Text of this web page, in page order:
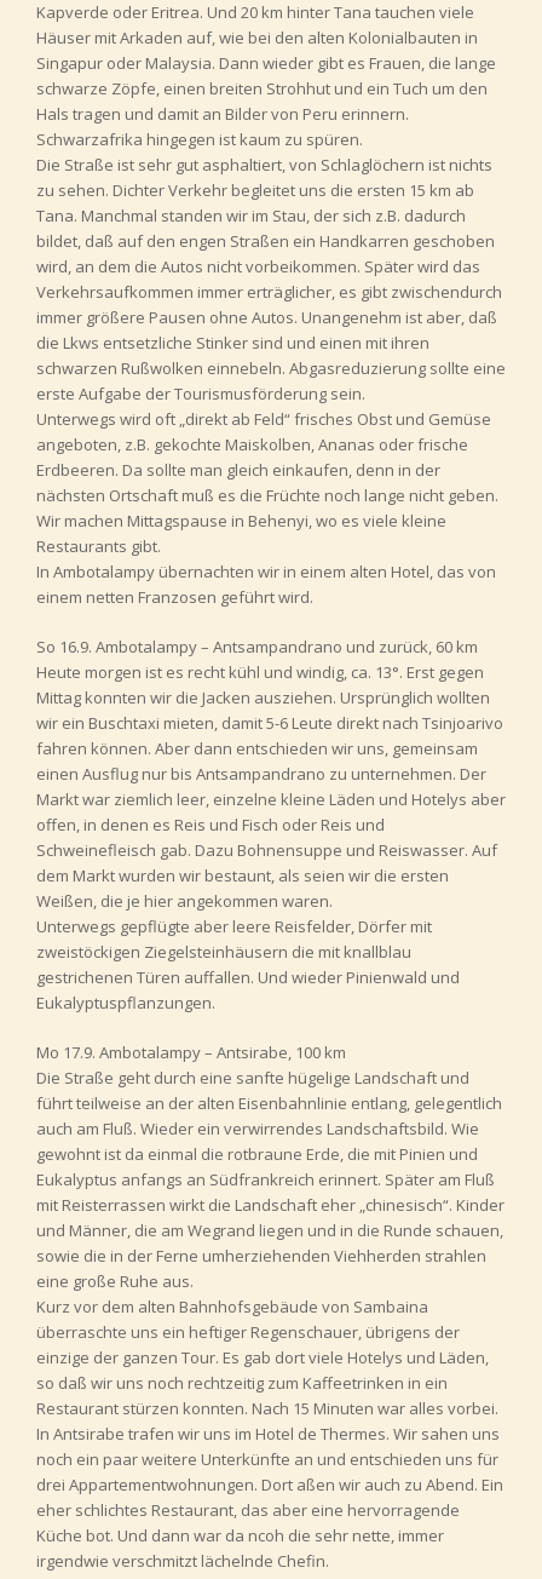
Kapverde oder Eritrea. Und 20 km hinter Tana tauchen viele
Häuser mit Arkaden auf, wie bei den alten Kolonialbauten in
Singapur oder Malaysia. Dann wieder gibt es Frauen, die lange
schwarze Zöpfe, einen breiten Strohhut und ein Tuch um den
Hals tragen und damit an Bilder von Peru erinnern.
Schwarzafrika hingegen ist kaum zu spüren.
Die Straße ist sehr gut asphaltiert, von Schlaglöchern ist nichts
zu sehen. Dichter Verkehr begleitet uns die ersten 15 km ab
Tana. Manchmal standen wir im Stau, der sich z.B. dadurch
bildet, daß auf den engen Straßen ein Handkarren geschoben
wird, an dem die Autos nicht vorbeikommen. Später wird das
Verkehrsaufkommen immer erträglicher, es gibt zwischendurch
immer größere Pausen ohne Autos. Unangenehm ist aber, daß
die Lkws entsetzliche Stinker sind und einen mit ihren
schwarzen Rußwolken einnebeln. Abgasreduzierung sollte eine
erste Aufgabe der Tourismusförderung sein.
Unterwegs wird oft „direkt ab Feld“ frisches Obst und Gemüse
angeboten, z.B. gekochte Maiskolben, Ananas oder frische
Erdbeeren. Da sollte man gleich einkaufen, denn in der
nächsten Ortschaft muß es die Früchte noch lange nicht geben.
Wir machen Mittagspause in Behenyi, wo es viele kleine
Restaurants gibt.
In Ambotalampy übernachten wir in einem alten Hotel, das von
einem netten Franzosen geführt wird.
So 16.9. Ambotalampy – Antsampandrano und zurück, 60 km
Heute morgen ist es recht kühl und windig, ca. 13°. Erst gegen
Mittag konnten wir die Jacken ausziehen. Ursprünglich wollten
wir ein Buschtaxi mieten, damit 5-6 Leute direkt nach Tsinjoarivo
fahren können. Aber dann entschieden wir uns, gemeinsam
einen Ausflug nur bis Antsampandrano zu unternehmen. Der
Markt war ziemlich leer, einzelne kleine Läden und Hotelys aber
offen, in denen es Reis und Fisch oder Reis und
Schweinefleisch gab. Dazu Bohnensuppe und Reiswasser. Auf
dem Markt wurden wir bestaunt, als seien wir die ersten
Weißen, die je hier angekommen waren.
Unterwegs gepflügte aber leere Reisfelder, Dörfer mit
zweistöckigen Ziegelsteinhäusern die mit knallblau
gestrichenen Türen auffallen. Und wieder Pinienwald und
Eukalyptuspflanzungen.
Mo 17.9. Ambotalampy – Antsirabe, 100 km
Die Straße geht durch eine sanfte hügelige Landschaft und
führt teilweise an der alten Eisenbahnlinie entlang, gelegentlich
auch am Fluß. Wieder ein verwirrendes Landschaftsbild. Wie
gewohnt ist da einmal die rotbraune Erde, die mit Pinien und
Eukalyptus anfangs an Südfrankreich erinnert. Später am Fluß
mit Reisterrassen wirkt die Landschaft eher „chinesisch“. Kinder
und Männer, die am Wegrand liegen und in die Runde schauen,
sowie die in der Ferne umherziehenden Viehherden strahlen
eine große Ruhe aus.
Kurz vor dem alten Bahnhofsgebäude von Sambaina
überraschte uns ein heftiger Regenschauer, übrigens der
einzige der ganzen Tour. Es gab dort viele Hotelys und Läden,
so daß wir uns noch rechtzeitig zum Kaffeetrinken in ein
Restaurant stürzen konnten. Nach 15 Minuten war alles vorbei.
In Antsirabe trafen wir uns im Hotel de Thermes. Wir sahen uns
noch ein paar weitere Unterkünfte an und entschieden uns für
drei Appartementwohnungen. Dort aßen wir auch zu Abend. Ein
eher schlichtes Restaurant, das aber eine hervorragende
Küche bot. Und dann war da ncoh die sehr nette, immer
irgendwie verschmitzt lächelnde Chefin.